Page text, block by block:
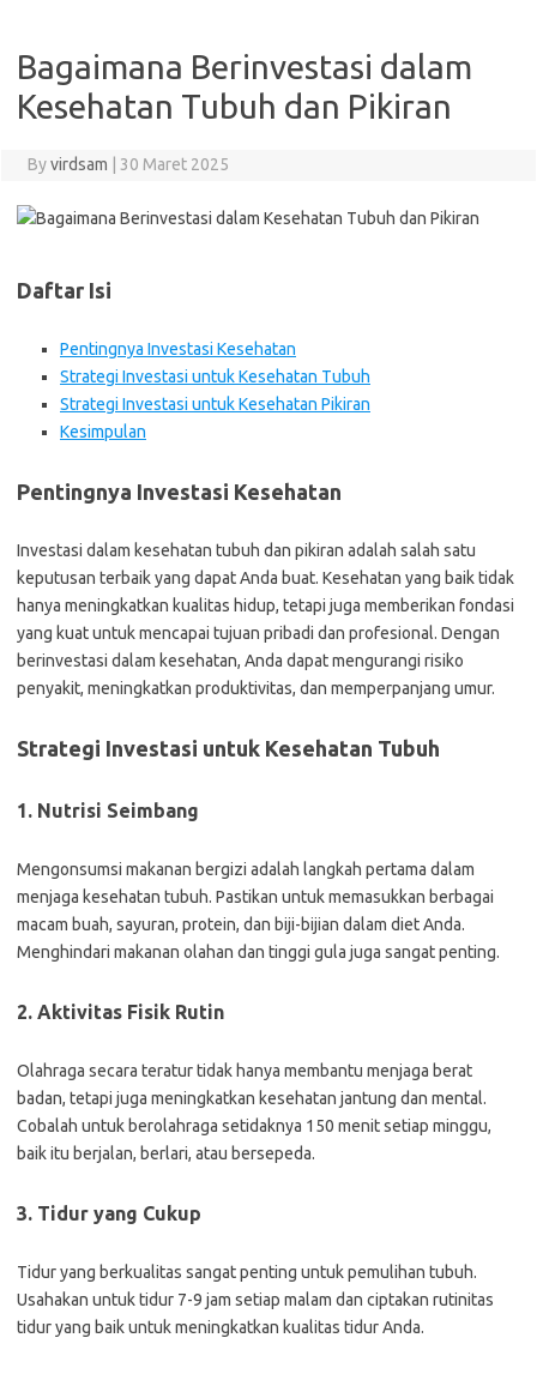
Bagaimana Berinvestasi dalam
Kesehatan Tubuh dan Pikiran
Byvirdsam 30 Maret 2025
Daftar Isi
Pentingnya Investasi Kesehatan
Strategi Investasi untuk Kesehatan Tubuh
Strategi Investasi untuk Kesehatan Pikiran
Kesimpulan
Pentingnya Investasi Kesehatan
Investasi dalam kesehatan tubuh dan pikiran adalah salah satu
keputusan terbaik yang dapat Anda buat. Kesehatan yang baik tidak
hanya meningkatkan kualitas hidup, tetapi juga memberikan fondasi
yang kuat untuk mencapai tujuan pribadi dan profesional. Dengan
berinvestasi dalam kesehatan, Anda dapat mengurangi risiko
penyakit, meningkatkan produktivitas, dan memperpanjang umur.
Strategi Investasi untuk Kesehatan Tubuh
1. Nutrisi Seimbang
Mengonsumsi makanan bergizi adalah langkah pertama dalam
menjaga kesehatan tubuh. Pastikan untuk memasukkan berbagai
macam buah, sayuran, protein, dan biji-bijian dalam diet Anda.
Menghindari makanan olahan dan tinggi gula juga sangat penting.
2. Aktivitas Fisik Rutin
Olahraga secara teratur tidak hanya membantu menjaga berat
badan, tetapi juga meningkatkan kesehatan jantung dan mental.
Cobalah untuk berolahraga setidaknya 150 menit setiap minggu,
baik itu berjalan, berlari, atau bersepeda.
3. Tidur yang Cukup
Tidur yang berkualitas sangat penting untuk pemulihan tubuh.
Usahakan untuk tidur 7-9 jam setiap malam dan ciptakan rutinitas
tidur yang baik untuk meningkatkan kualitas tidur Anda.